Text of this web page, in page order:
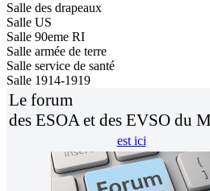
Salle des drapeaux
Salle US
Salle 90eme RI
Salle armée de terre
Salle service de santé
Salle 1914-1919
Le forum
des ESOA et des EVSO du
est ici